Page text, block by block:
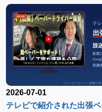
テレビで紹介された出張
2026-07-01